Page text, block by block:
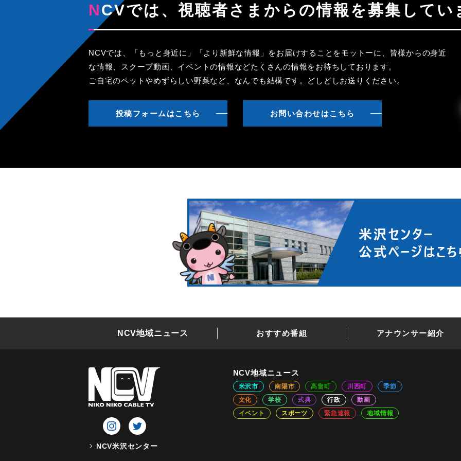
NCVでは、視聴者さまからの情報を募集してい
NCVでは、「もっと身近に」「より新鮮な情報」をお届けすることをモットーに、皆様からの身近
な情報、スクープ動画、イベントの情報などたくさんの情報をお待ちしております。
ご自宅のペットやめずらしい野菜など、なんでも結構です。どしどしお送りください。
投稿フォームはこちら お問い合わせはこちら
NCV地域ニュース おすすめ番組 アナウンサー紹介
NCV米沢センター
NCV地域ニュース
米沢市 南陽市 高畠町 川西町
季節
文化
学校 式典 行政
動画
イベント
スポーツ 緊急速報 地域情報